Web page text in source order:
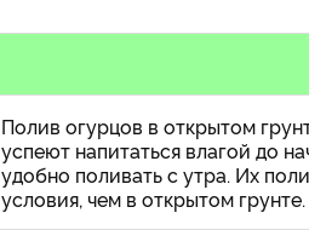
Полив огурцов в открытом
успеют напитаться влагой до
удобно поливать с утра. Их
условия, чем в открытом грунте.